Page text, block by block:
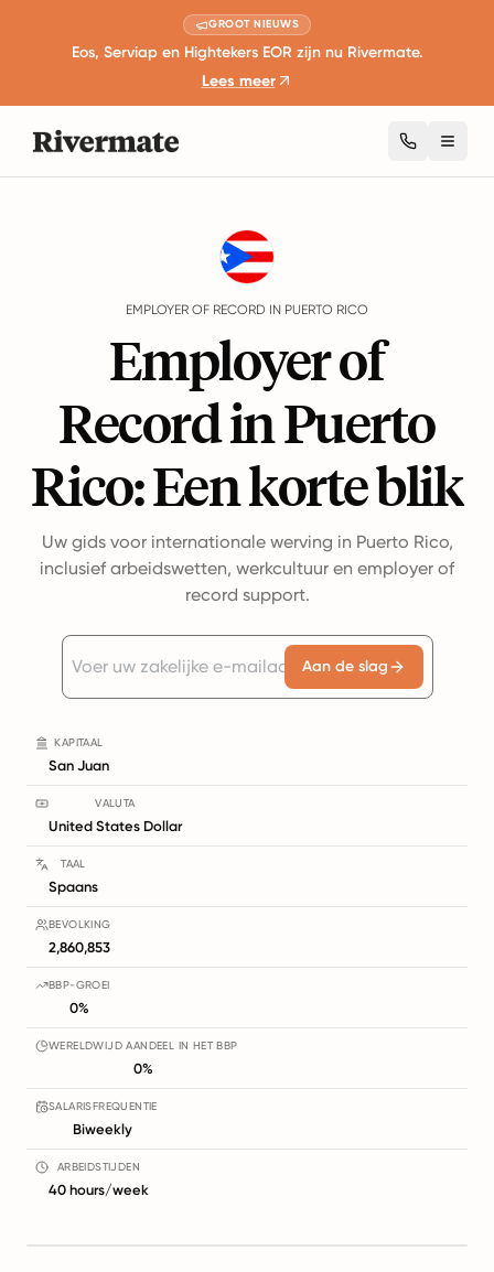
GROOT NIEUWS
Eos, Serviap en Hightekers EOR zijn nu Rivermate.
Lees meer
EMPLOYER OF RECORD IN PUERTO RICO
Employer of
Record in Puerto
Rico: Een korte blik
Uw gids voor internationale werving in Puerto Rico,
inclusief arbeidswetten, werkcultuur en employer of
record support.
Aan de slag
KAPITAAL
San Juan
VALUTA
United States Dollar
TAAL
Spaans
BEVOLKING
2,860,853
BBP-GROEI
0%
WERELDWIJD AANDEEL IN HET BBP
0%
SALARISFREQUENTIE
Biweekly
ARBEIDSTIJDEN
40 hours/week